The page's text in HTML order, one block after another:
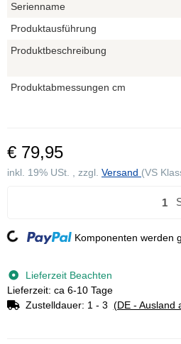
Serienname
Produktausführung
Produktbeschreibung
Produktabmessungen cm
€ 79,95
inkl. 19% USt. , zzgl. Versand (VS
Komponenten werden
Lieferzeit Beachten
Lieferzeit: ca 6-10 Tage
Zustelldauer: 1 - 3 (DE - Ausland